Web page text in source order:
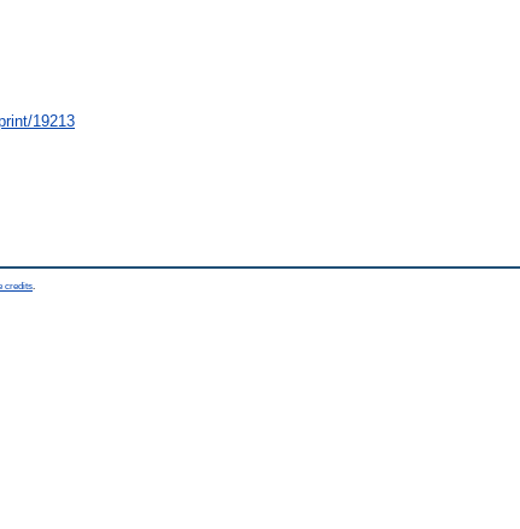
19213
credits